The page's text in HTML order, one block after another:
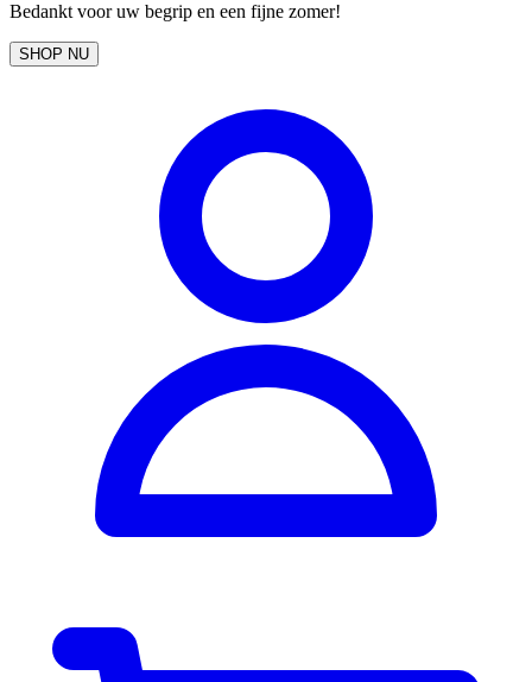
Bedankt voor uw begrip en een fijne zomer!
SHOP NU